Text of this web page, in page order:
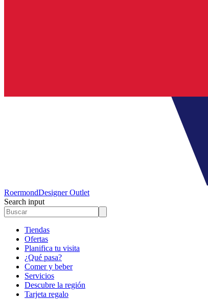
RoermondDesigner Outlet
Search input
Tiendas
Ofertas
Planifica tu visita
¿Qué pasa?
Comer y beber
Servicios
Descubre la región
Tarjeta regalo